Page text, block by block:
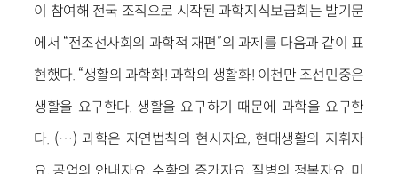
이 참여해 전국 조직으로 시작된 과학지식보급회는 발기문
에서 “전조선사회의 과학적 재편”의 과제를 다음과 같이 표
현했다. “생활의 과학화! 과학의 생활화! 이천만 조선민중은
생활을 요구한다. 생활을 요구하기 때문에 과학을 요구한
다. (…) 과학은 자연법칙의 현시자요, 현대생활의 지휘자